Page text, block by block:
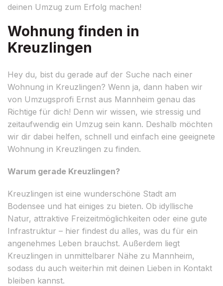
deinen Umzug zum Erfolg machen!
Wohnung finden in
Kreuzlingen
Hey du, bist du gerade auf der Suche nach einer
Wohnung in Kreuzlingen? Wenn ja, dann haben wir
von Umzugsprofi Ernst aus Mannheim genau das
Richtige für dich! Denn wir wissen, wie stressig und
zeitaufwendig ein Umzug sein kann. Deshalb möchten
wir dir dabei helfen, schnell und einfach eine geeignete
Wohnung in Kreuzlingen zu finden.
Warum gerade Kreuzlingen?
Kreuzlingen ist eine wunderschöne Stadt am
Bodensee und hat einiges zu bieten. Ob idyllische
Natur, attraktive Freizeitmöglichkeiten oder eine gute
Infrastruktur – hier findest du alles, was du für ein
angenehmes Leben brauchst. Außerdem liegt
Kreuzlingen in unmittelbarer Nähe zu Mannheim,
sodass du auch weiterhin mit deinen Lieben in Kontakt
bleiben kannst.